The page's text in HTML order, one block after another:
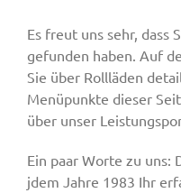
Fenster & Türen
Tore
Smart Home
Es freut uns sehr, dass
gefunden haben. Auf
Sie über Rollläden
Menüpunkte dieser
über unser
Ein paar Worte zu uns:
jdem Jahre 1983 Ihr